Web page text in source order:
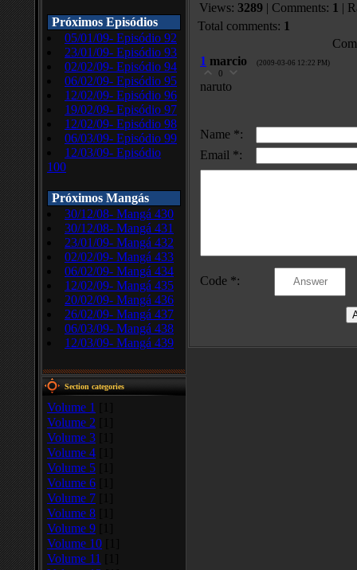
Próximos Episódios
05/01/09- Episódio 92
23/01/09- Episódio 93
02/02/09- Episódio 94
06/02/09- Episódio 95
12/02/09- Episódio 96
19/02/09- Episódio 97
12/02/09- Episódio 98
06/03/09- Episódio 99
12/03/09- Episódio
100
Próximos Mangás
30/12/08- Mangá 430
30/12/08- Mangá 431
23/01/09- Mangá 432
02/02/09- Mangá 433
06/02/09- Mangá 434
12/02/09- Mangá 435
20/02/09- Mangá 436
26/02/09- Mangá 437
06/03/09- Mangá 438
12/03/09- Mangá 439
Section categories
Volume 1
Volume 2
Volume 3
Volume 4
Volume 5
Volume 6
Volume 7
Volume 8
Volume 9
Volume 10
Volume 11
Views: 3289 | Comments: 1 |
Total comments: 1
1 marcio (2009-03-06 12:22 PM)
0
naruto
Name *:
Email *:
Code *: